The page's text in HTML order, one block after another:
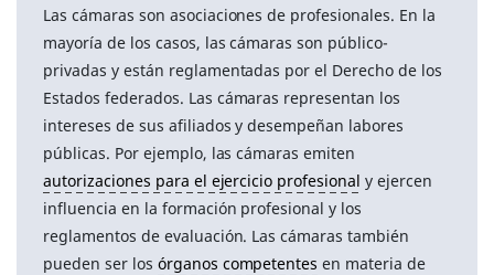
Las cámaras son asociaciones de profesionales. En la
mayoría de los casos, las cámaras son público-
privadas y están reglamentadas por el Derecho de los
Estados federados. Las cámaras representan los
intereses de sus afiliados y desempeñan labores
públicas. Por ejemplo, las cámaras emiten
autorizaciones para el ejercicio profesional y ejercen
influencia en la formación profesional y los
reglamentos de evaluación. Las cámaras también
pueden ser los órganos competentes en materia de